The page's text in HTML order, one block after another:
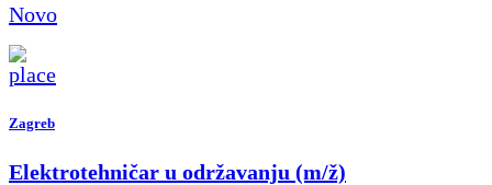
Novo
Zagreb
Elektrotehničar u održavanju (m/ž)